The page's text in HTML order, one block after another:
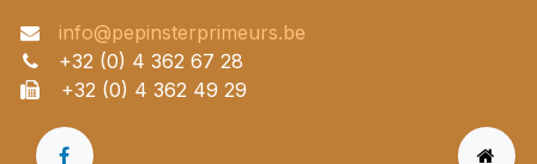
info@pepinsterprimeurs.be
+32 (0) 4 362 67 28
+32 (0) 4 362 49 29